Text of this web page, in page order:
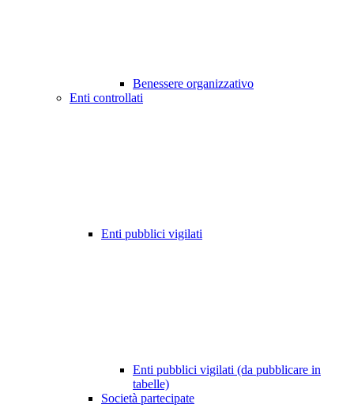
Benessere organizzativo
Enti controllati
Enti pubblici vigilati
Enti pubblici vigilati (da pubblicare in
tabelle)
Società partecipate